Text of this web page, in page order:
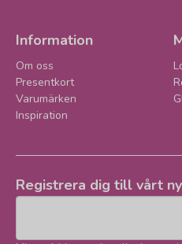
Information
Om oss
Presentkort
Varumärken
Inspiration
Registrera dig till vårt